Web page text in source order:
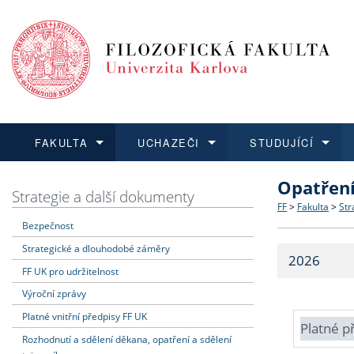
FAKULTA
Dozvědět se více
Struktura
Strategie
Fakultní
UCHAZEČI
Podat přihlášku
Co
Učitelské
STUDUJÍCÍ
Dozvědět se více
Dozvědět se více
O vědě a
Dozvědět se více
Aktuální
Strategie a další dokumenty
Bezpečnost
Strategické a dlouhodobé záměry
FF UK pro udržitelnost
Výroční zprávy
Platné vnitřní předpisy FF UK
Rozhodnutí a sdělení děkana, opatření a sdělení
FF > Fakulta >
2026
Platné